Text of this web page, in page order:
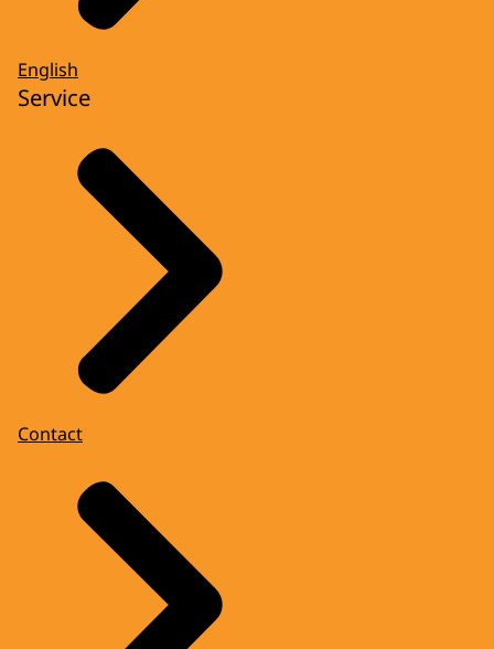
English
Service
Contact